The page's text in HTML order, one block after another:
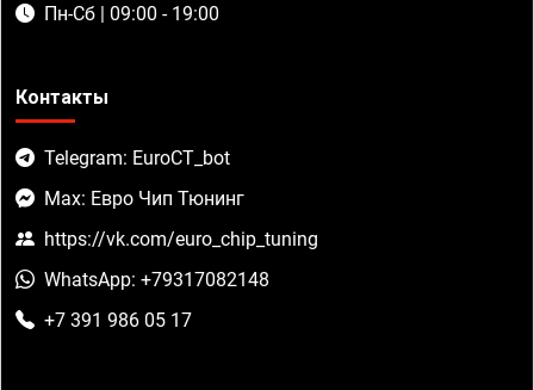
Пн-Сб | 09:00 - 19:00
Контакты
Telegram: EuroCT_bot
Max: Евро Чип Тюнинг
https://vk.com/euro_chip_tuning
WhatsApp: +79317082148
+7 391 986 05 17